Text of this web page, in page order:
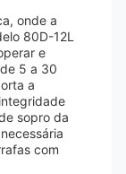
onde a
80D-12L
e
5 a 30
a
sopro da
com